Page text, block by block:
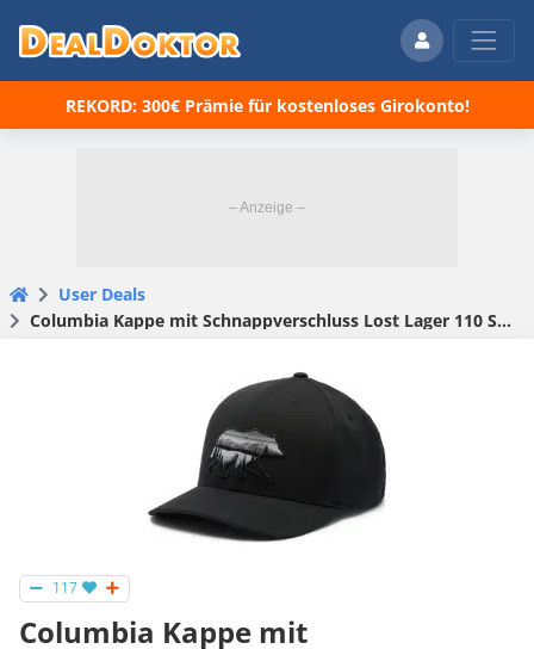
REKORD: 300€ Prämie für kostenloses Girokonto!
User Deals
Columbia Kappe mit Schnappverschluss Lost Lager 110 Snap Back
117
Columbia Kappe mit